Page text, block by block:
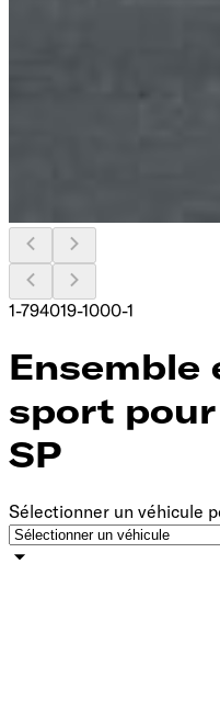
1-794019-1000-1
Ensemble
sport
SP
Sélectionner un véhicule